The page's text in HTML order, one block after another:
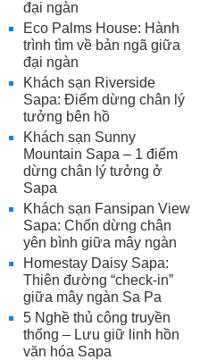
đại ngàn
Eco Palms House: Hành
trình tìm về bản ngã giữa
đại ngàn
Khách sạn Riverside
Sapa: Điểm dừng chân lý
tưởng bên hồ
Khách sạn Sunny
Mountain Sapa – 1 điểm
dừng chân lý tưởng ở
Sapa
Khách sạn Fansipan View
Sapa: Chốn dừng chân
yên bình giữa mây ngàn
Homestay Daisy Sapa:
Thiên đường “check-in”
giữa mây ngàn Sa Pa
5 Nghề thủ công truyền
thống – Lưu giữ linh hồn
văn hóa Sapa